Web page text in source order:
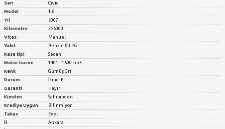
640.000 TL
Ankara Keçiören Kuşcağız Mah.
İlan No
159
İlan Tarihi
Marka
Honda
Seri
Model